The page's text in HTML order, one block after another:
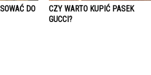
DO
CZY WARTO KUPIĆ PASEK
GUCCI?